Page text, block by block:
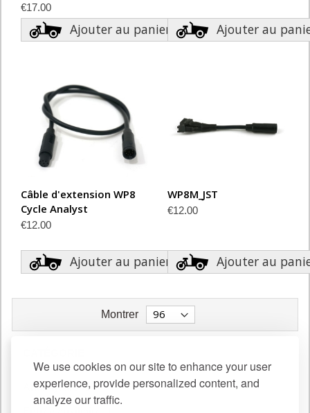
We use cookies on our site to enhance your user
experience, provide personalized content, and
analyze our traffic.
€17.00
Ajouter au panier Ajouter au
Câble d'extension WP8
Cycle Analyst
€12.00
Ajouter au panier
WP8M_JST
€12.00
Ajouter au
Montrer
Analogeurs 0